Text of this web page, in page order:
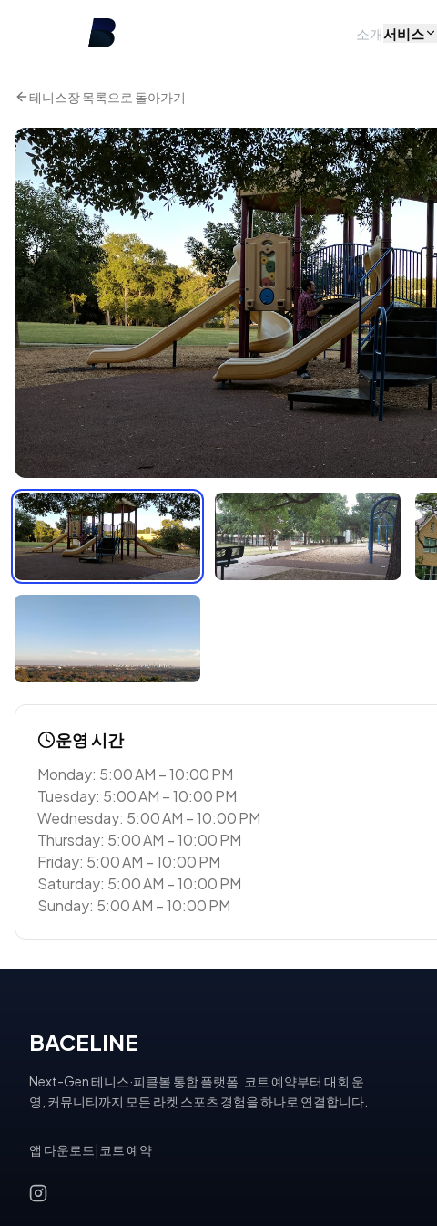
소개서비스
테니스장 목록으로 돌아가기
운영 시간
Monday: 5:00 AM – 10:00 PM
Tuesday: 5:00 AM – 10:00 PM
Wednesday: 5:00 AM – 10:00 PM
Thursday: 5:00 AM – 10:00 PM
Friday: 5:00 AM – 10:00 PM
Saturday: 5:00 AM – 10:00 PM
Sunday: 5:00 AM – 10:00 PM
BACELINE
Next-Gen 테니스·피클볼 통합 플랫폼. 코트 예약부터 대회 운
영, 커뮤니티까지 모든 라켓 스포츠 경험을 하나로 연결합니다.
앱 다운로드 코트 예약